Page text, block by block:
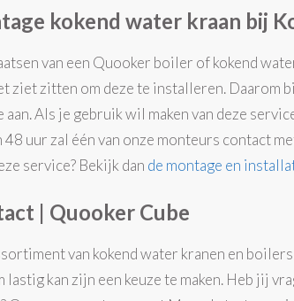
kokend water kraan bij
van een Quooker boiler of kokend
ziet zitten om deze te installeren. Daarom
aan. Als je gebruik wil maken van deze
48 uur zal één van onze monteurs contact
service? Bekijk dan de montage en
| Quooker Cube
van kokend water kranen en
lastig kan zijn een keuze te maken. Heb jij